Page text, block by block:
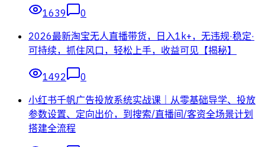
1639
0
2026最新淘宝无人直播带货，日入1k+，无违规·稳定·
可持续，抓住风口，轻松上手，收益可见【揭秘】
1492
0
小红书千帆广告投放系统实战课｜从零基础导学、投放
参数设置、定向出价，到搜索/直播间/客资全场景计划
搭建全流程